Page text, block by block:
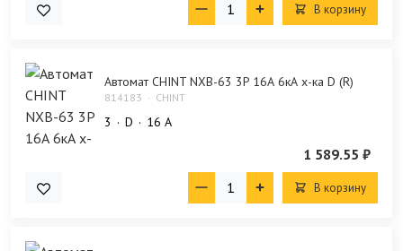
В корзину
Автомат CHINT NXB-63 3P 16А 6кА х-ка D (R)
814183 CHINT
3 D 16 А
1 589.55 ₽
В корзину